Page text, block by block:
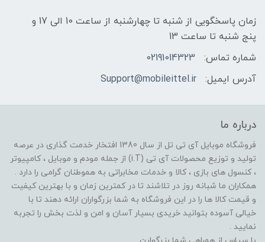
زمان پاسخگویی از شنبه تا چهارشنبه از ساعت 10 الی 17 و
پنج شنبه تا ساعت 13
شماره تماس:
02191014323
آدرس ایمیل:
Support@mobileittel.ir
درباره ما
فروشگاه موبایل آی تی تل از سال 1380 افتخار خدمت گذاری در عرصه
تولید و توزیع محصولات آی تی (i.T) از جمله مودم و موبایل ، کامپیوتر
، کنسول های بازی ، کالا و خدمات مخابراتی به هموطنان گرامی را دارد .
همکاران ما شبانه روز در تلاشند تا در کمترین زمان و با بهترین کیفیت
و قیمت کالا ها را در این فروشگاه به شما بزرگواران ارائه دهند تا با
خیالی آسوده بتوانید خریدی بسیار آسان و امن و لذت بخش را تجربه
نمایید .